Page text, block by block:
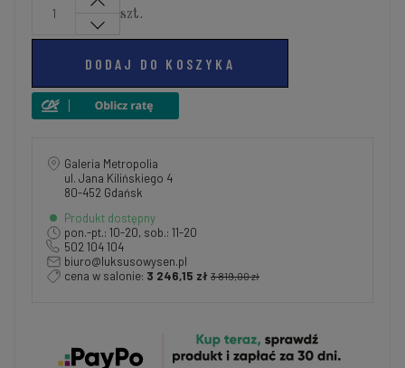
szt.
DODAJ DO KOSZYKA
Galeria Metropolia
ul. Jana Kilińskiego 4
80-452 Gdańsk
Produkt dostępny
pon.-pt.: 10-20, sob.: 11-20
502 104 104
biuro@luksusowysen.pl
cena w salonie: 3 246,15 zł 3 819,00 zł